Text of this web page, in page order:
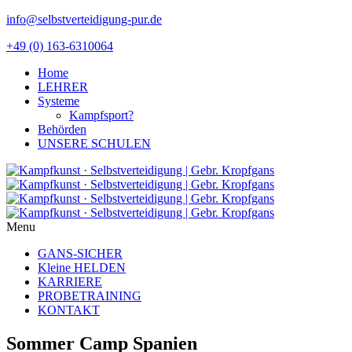
info@selbstverteidigung-pur.de
+49 (0) 163-6310064
Home
LEHRER
Systeme
Kampfsport?
Behörden
UNSERE SCHULEN
Menu
GANS-SICHER
Kleine HELDEN
KARRIERE
PROBETRAINING
KONTAKT
Sommer Camp Spanien